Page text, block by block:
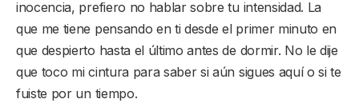
inocencia, prefiero no hablar sobre tu intensidad. La
que me tiene pensando en ti desde el primer minuto en
que despierto hasta el último antes de dormir. No le dije
que toco mi cintura para saber si aún sigues aquí o si te
fuiste por un tiempo.